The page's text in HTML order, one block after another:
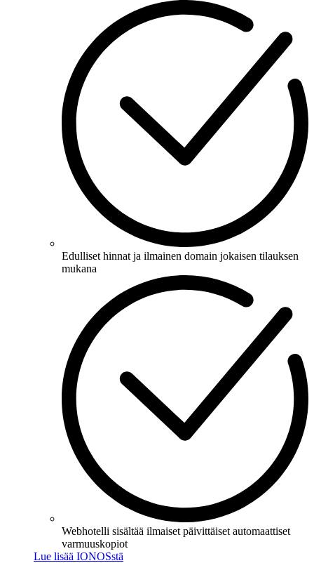
Edulliset hinnat ja ilmainen domain jokaisen tilauksen
mukana
Webhotelli sisältää ilmaiset päivittäiset automaattiset
varmuuskopiot
Lue lisää IONOSstä